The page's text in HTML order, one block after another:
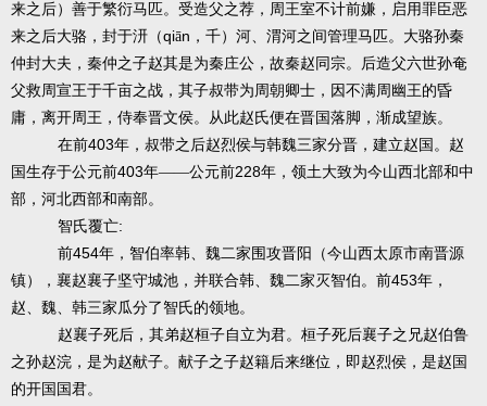
来之后）善于繁衍马匹。受造父之荐，周王室不计前嫌，启用罪臣恶
来之后大骆，封于汧（qiān ，千）河、渭河之间管理马匹。大骆孙秦
仲封大夫，秦仲之子赵其是为秦庄公，故秦赵同宗。后造父六世孙奄
父救周宣王于千亩之战，其子叔带为周朝卿士，因不满周幽王的昏
庸，离开周王，侍奉晋文侯。从此赵氏便在晋国落脚，渐成望族。
在前403年，叔带之后赵烈侯与韩魏三家分晋，建立赵国。赵
国生存于公元前403年——公元前228年，领土大致为今山西北部和中
部，河北西部和南部。
智氏覆亡:
前454年，智伯率韩、魏二家围攻晋阳（今山西太原市南晋源
镇），襄赵襄子坚守城池，并联合韩、魏二家灭智伯。前453年，
赵、魏、韩三家瓜分了智氏的领地。
赵襄子死后，其弟赵桓子自立为君。桓子死后襄子之兄赵伯鲁
之孙赵浣，是为赵献子。献子之子赵籍后来继位，即赵烈侯，是赵国
的开国国君。